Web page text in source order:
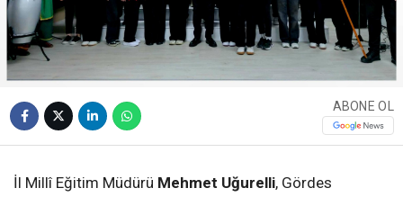
ABONE OL
İl Millî Eğitim Müdürü Mehmet Uğurelli, Gördes